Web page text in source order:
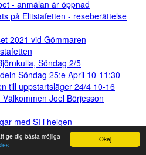
Okej
ge dig bästa möjliga
- anmälan är öppnad
på Elitstafetten - reseberättelse
2021 vid Gömmaren
Söndag 2/5
Söndag 25:e April 10-11:30
till uppstartsläger 24/4 10-16
Välkommen Joel Börjesson
med SI i helgen
anställningsansökan till Huddinge